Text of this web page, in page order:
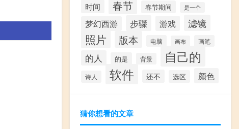
时间
春节 春节期间 是一个
梦幻西游 步骤 游戏 滤镜
照片 版本 电脑 画布 画笔
的人 的是 背景 自己的
诗人 软件 还不 选区 颜色
猜你想看的文章